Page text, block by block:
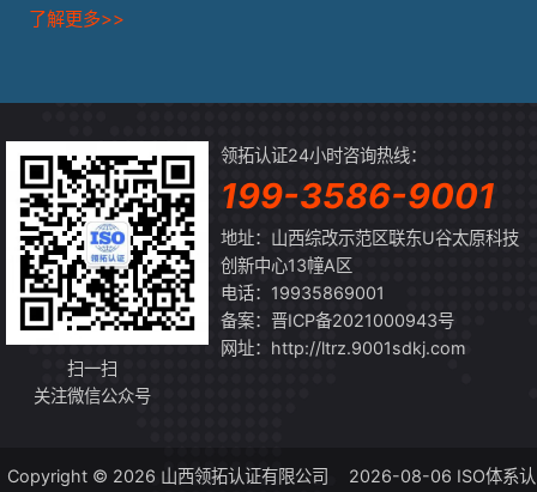
了解更多>>
扫一扫
关注微信公众号
领拓认证24小时咨询热线：
199-3586-9001
地址：山西综改示范区联东U谷太原科技
创新中心13幢A区
电话：19935869001
备案：晋ICP备2021000943号
网址：http://ltrz.9001sdkj.com
Copyright © 2026 山西领拓认证有限公司 2026-08-06 ISO体系认